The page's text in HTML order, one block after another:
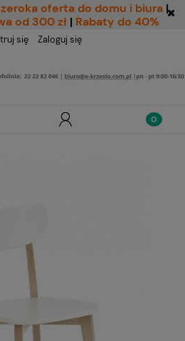
oferta do domu i biura |
od 300 zł | Rabaty do 40%
się Zaloguj się